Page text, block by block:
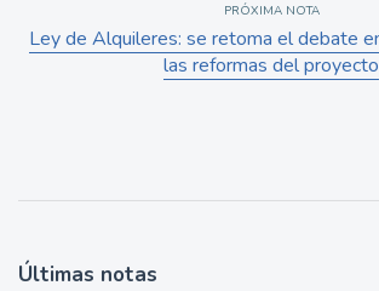
PRÓXIMA NOTA
Ley de Alquileres: se retoma el debate
las reformas del proyecto
Últimas notas